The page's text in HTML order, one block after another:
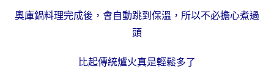
奧庫鍋料理完成後，會自動跳到保溫，所以不必擔心煮過
頭
比起傳統爐火真是輕鬆多了